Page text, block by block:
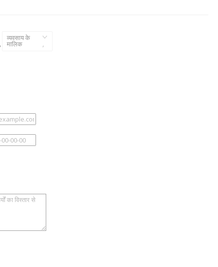
,
व्यवसाय के
मालिक ,